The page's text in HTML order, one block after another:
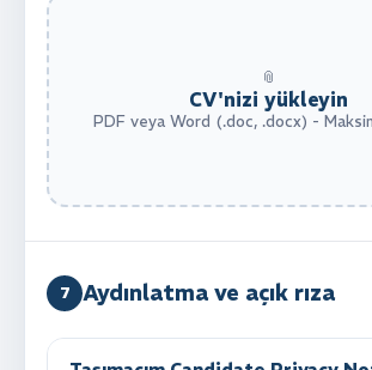
📎
CV'nizi yükleyin
PDF veya Word (.doc, .docx) -
7 Aydınlatma ve açık rıza